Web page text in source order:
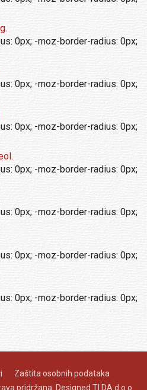
0px; -moz-border-radius: 0px;
0px; -moz-border-radius: 0px;
0px; -moz-border-radius: 0px;
0px; -moz-border-radius: 0px;
0px; -moz-border-radius: 0px;
0px; -moz-border-radius: 0px;
0px; -moz-border-radius: 0px;
Zaštita osobnih podataka
pridržana. Designed TI DA d.o.o.